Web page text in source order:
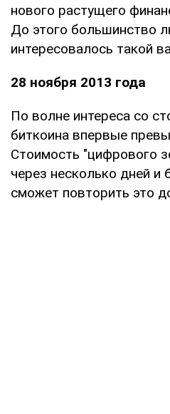
нового растущего
До этого большинство
интересовалось такой
28 ноября 2013 года
По волне интереса со
биткоина впервые
Стоимость "цифрового
через несколько дней и
сможет повторить это